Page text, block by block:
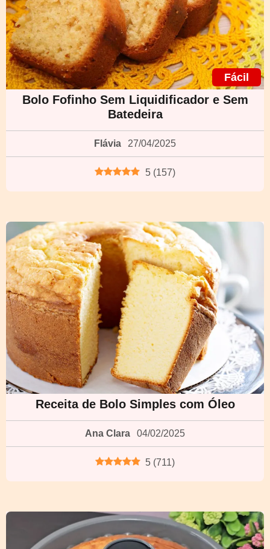
Fácil
Bolo Fofinho Sem Liquidificador e Sem
Batedeira
Flávia 27/04/2025
5 (157)
Receita de Bolo Simples com Óleo
Ana Clara 04/02/2025
5 (711)